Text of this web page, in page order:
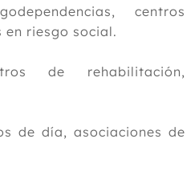
centros
en riesgo social.
de rehabilitación,
de día, asociaciones de